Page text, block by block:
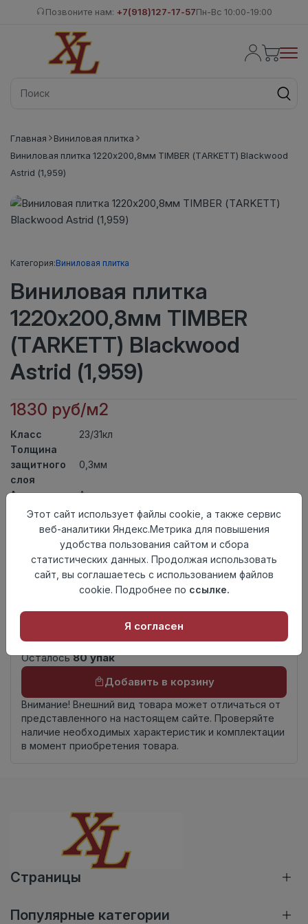
Позвоните нам: +7(918)127-17-57Пн-Вс 10:00-19:00
Главная
Виниловая плитка
Виниловая плитка 1220х200,8мм TIMBER (TARKETT) Blackwood
Astrid (1,959)
Категория:Виниловая плитка
Виниловая плитка
1220х200,8мм TIMBER
(TARKETT) Blackwood
Astrid (1,959)
1830 руб/м2
Класс
23/31кл
Толщина
защитного
слоя
0,3мм
АктуальностьАктуален
Толщина
3,85мм
Размер
1220х200,8мм
Теплый пол
до +27 градусов
Способ
Замковый метод
Страна
Осталось80 упак
Добавить в корзину
Внимание! Внешний вид товара может отличаться от
представленного на настоящем сайте. Проверяйте
наличие необходимых характеристик и комплектации
в момент приобретения товара.
Страницы
Популярные категории
Этот сайт использует файлы cookie, а также сервис
веб-аналитики Яндекс.Метрика для повышения
удобства пользования сайтом и сбора
статистических данных. Продолжая использовать
сайт, вы соглашаетесь с использованием файлов
cookie. Подробнее по ссылке.
Я согласен